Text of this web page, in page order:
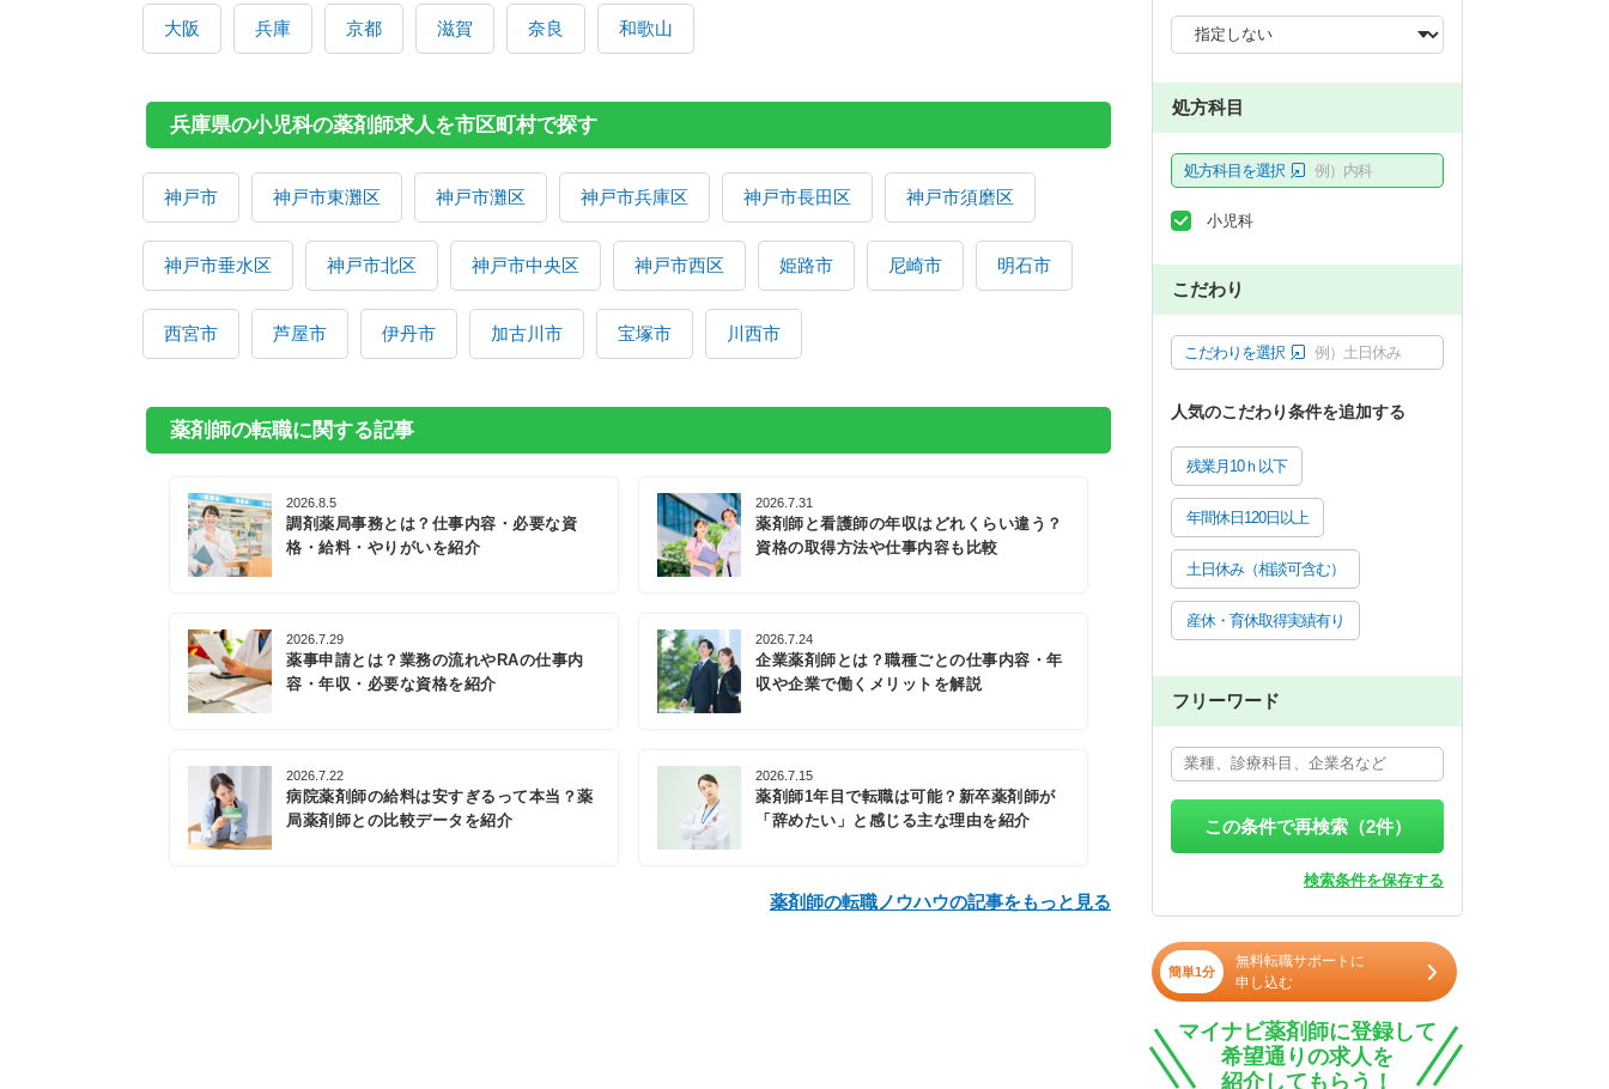
大阪 兵庫 京都 滋賀 奈良 和歌山
兵庫県の小児科の薬剤師求人を市区町村で探す
神戸市 神戸市東灘区 神戸市灘区 神戸市兵庫区 神戸市長田区 神戸市須磨区
神戸市垂水区 神戸市北区 神戸市中央区 神戸市西区 姫路市 尼崎市 明石市
西宮市 芦屋市 伊丹市 加古川市 宝塚市 川西市
薬剤師の転職に関する記事
2026.8.5
調剤薬局事務とは？仕事内容・必要な資
格・給料・やりがいを紹介
2026.7.31
薬剤師と看護師の年収はどれくらい違う？
資格の取得方法や仕事内容も比較
2026.7.29
薬事申請とは？業務の流れやRAの仕事内
容・年収・必要な資格を紹介
2026.7.24
企業薬剤師とは？職種ごとの仕事内容・年
収や企業で働くメリットを解説
2026.7.22
病院薬剤師の給料は安すぎるって本当？薬
局薬剤師との比較データを紹介
2026.7.15
薬剤師1年目で転職は可能？新卒薬剤師が
「辞めたい」と感じる主な理由を紹介
薬剤師の転職ノウハウの記事をもっと見る
処方科目
処方科目を選択 例）内科
小児科
こだわり
こだわりを選択 例）土日休み
人気のこだわり条件を追加する
残業月10ｈ以下
年間休日120日以上
土日休み（相談可含む）
産休・育休取得実績有り
フリーワード
この条件で再検索（2件）
検索条件を保存する
簡単1分
無料転職サポートに
申し込む
マイナビ薬剤師に登録して
希望通りの求人を
紹介してもらう！